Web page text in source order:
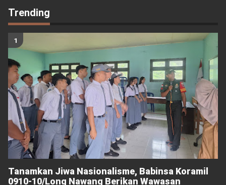
Trending
Tanamkan Jiwa Nasionalisme, Babinsa Koramil
0910-10/Long Nawang Berikan Wawasan